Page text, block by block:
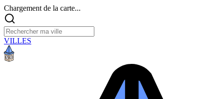
Chargement de la carte...
VILLES